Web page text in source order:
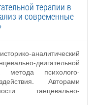
терапии в
и современные
аналитический
двигательной
психолого-
Авторами
танцевально-